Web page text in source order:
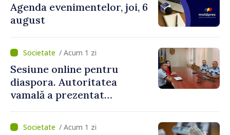
Agenda evenimentelor, joi, 6
august
/ Acum 1 zi
Sesiune online pentru
diaspora. Autoritatea
vamală a prezentat
revenirea în țară
/ Acum 1 zi